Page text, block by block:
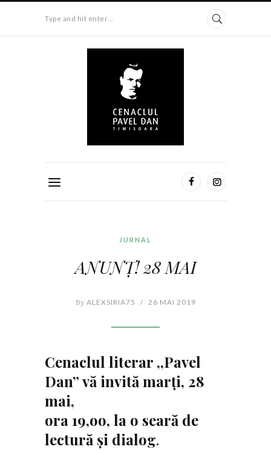
Type and hit enter...
JURNAL
ANUNȚ! 28 MAI
By ALEXSIRIA75 / 26 MAI 2019
Cenaclul literar ,,Pavel
Dan” vă invită marți, 28
mai,
ora 19,oo, la o seară de
lectură și dialog.